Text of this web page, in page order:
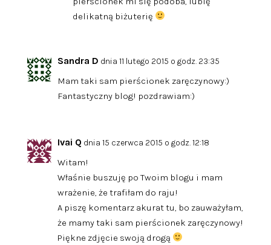
delikatną biżuterię
Sandra D dnia 11 lutego 2015 o godz. 23:35
Mam taki sam pierścionek zaręczynowy:)
Fantastyczny blog! pozdrawiam:)
Ivai Q dnia 15 czerwca 2015 o godz. 12:18
Witam!
Właśnie buszuję po Twoim blogu i mam
wrażenie, że trafiłam do raju!
A piszę komentarz akurat tu, bo zauważyłam,
że mamy taki sam pierścionek zaręczynowy!
Piękne zdjęcie swoją drogą